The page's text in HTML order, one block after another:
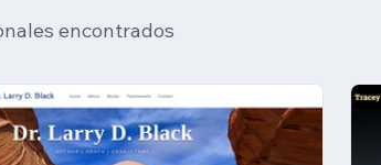
encontrados